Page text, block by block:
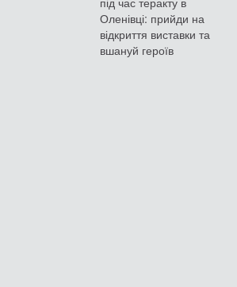
Оленівці: прийди на
відкриття виставки та
вшануй героїв